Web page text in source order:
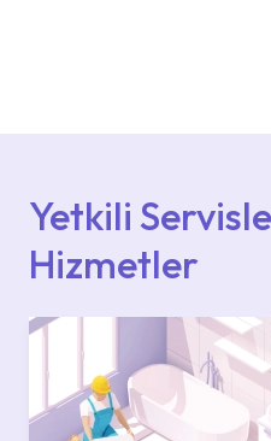
Yetkili
Hizmetler